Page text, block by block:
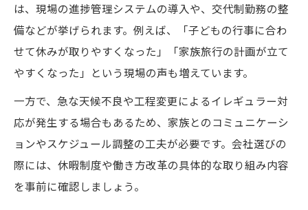
は、現場の進捗管理システムの導入や、交代制勤務の整
備などが挙げられます。例えば、「子どもの行事に合わ
せて休みが取りやすくなった」「家族旅行の計画が立て
やすくなった」という現場の声も増えています。
一方で、急な天候不良や工程変更によるイレギュラー対
応が発生する場合もあるため、家族とのコミュニケーシ
ョンやスケジュール調整の工夫が必要です。会社選びの
際には、休暇制度や働き方改革の具体的な取り組み内容
を事前に確認しましょう。